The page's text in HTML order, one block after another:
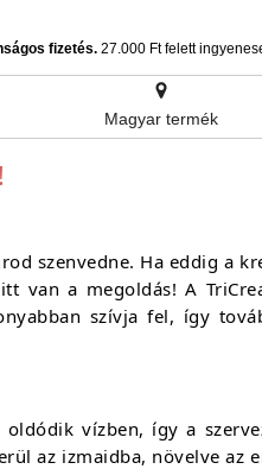
fizetés. 27.000 Ft felett
Magyar termék
szenvedne. Ha eddig a
van a megoldás! A
szívja fel, így
vízben, így a
az izmaidba, növelve az